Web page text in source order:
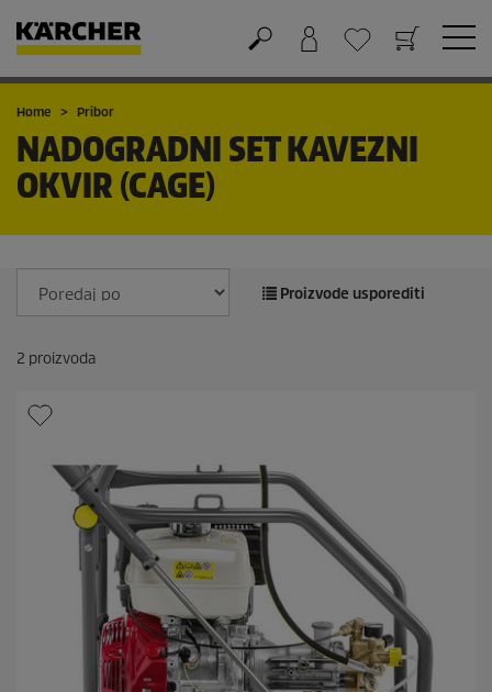
Košarica
Lista želja
Home Pribor
NADOGRADNI SET KAVEZNI
OKVIR (CAGE)
Proizvode usporediti
2 proizvoda